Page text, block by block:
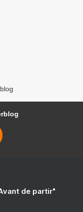
de partir"